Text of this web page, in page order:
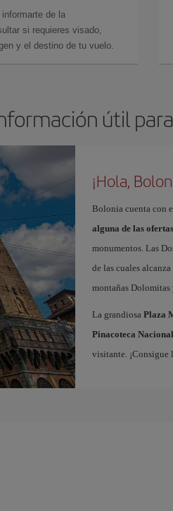
de la
si requieres visado,
y el destino de tu vuelo.
útil
¡Hola,
Bolonia cuenta con
alguna de las
monumentos. Las
de las cuales
montañas Dolomitas
La grandiosa Plaza
Pinacoteca Nacional
visitante. ¡Consigue